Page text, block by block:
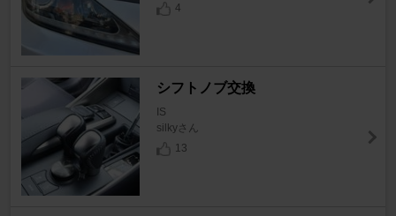
4
シフトノブ交換
IS
silkyさん
13